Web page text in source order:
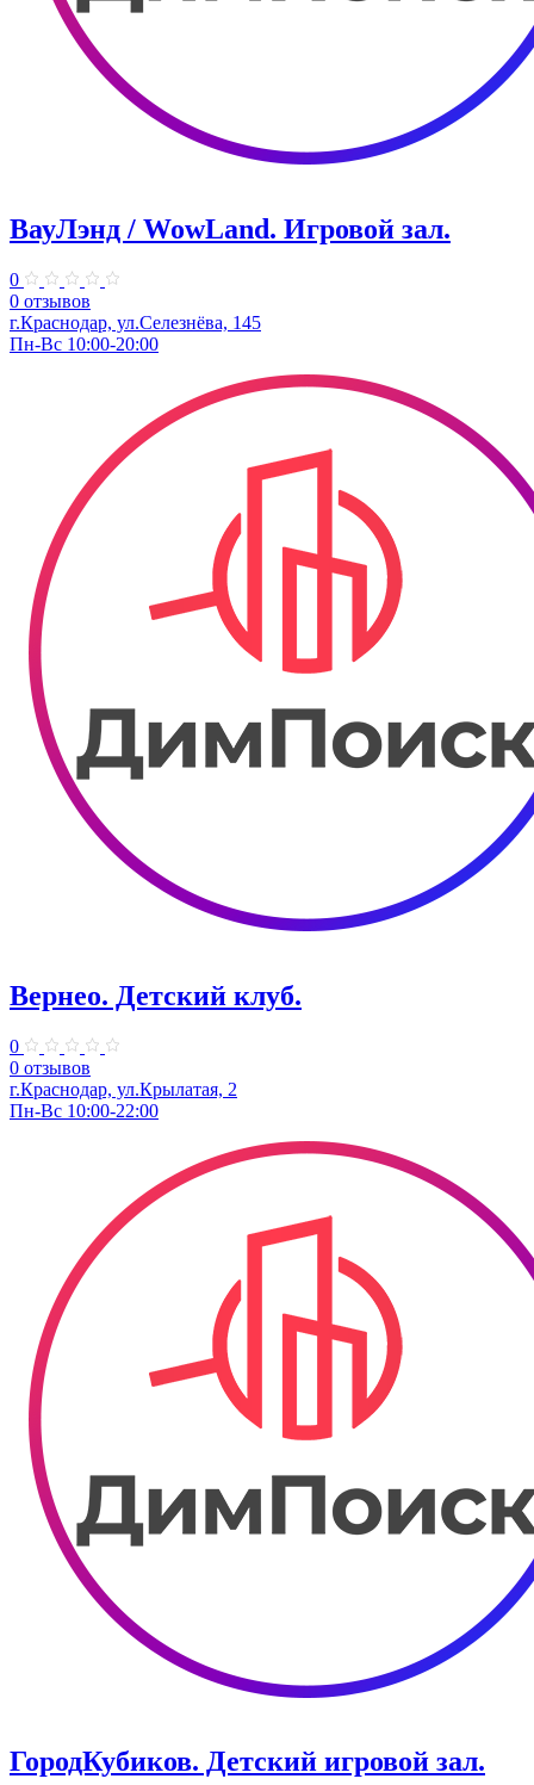
ВауЛэнд / WowLand. ​Игровой зал.
0
0 отзывов
г.Краснодар, ул.Селезнёва, 145
Пн-Вс 10:00-20:00
Вернео. Детский клуб.
0
0 отзывов
г.Краснодар, ул.Крылатая, 2
Пн-Вс 10:00-22:00
ГородКубиков. ​Детский игровой зал.